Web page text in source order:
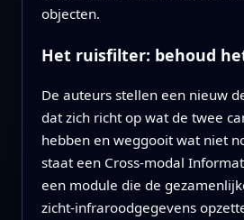
objecten.
Het ruisfilter: behoud
De auteurs stellen een nieuw
dat zich richt op wat de twee
hebben en weggooit wat niet
staat een Cross‑modal
een module die de
zicht‑infraroodgegevens